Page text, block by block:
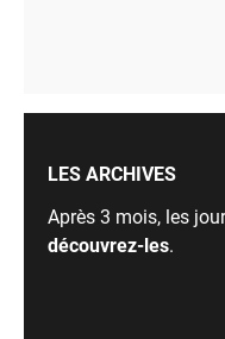
LES ARCHIVES
Après 3 mois, les
découvrez-les.